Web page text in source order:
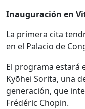
Inauguración en
La primera cita
en el Palacio de
El programa estará
Kyōhei Sorita, una
generación, que
Frédéric Chopin.